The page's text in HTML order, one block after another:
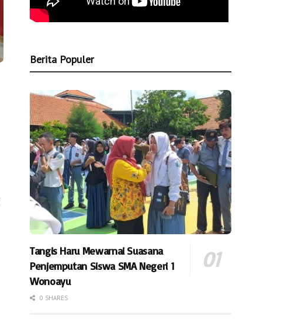
Berita Populer
Tangis Haru Mewarnai Suasana
Penjemputan Siswa SMA Negeri 1
Wonoayu
0 SHARES